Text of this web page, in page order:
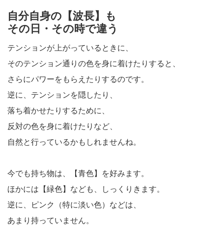
自分自身の【波長】も
その日・その時で違う
テンションが上がっているときに、
そのテンション通りの色を身に着けたりすると、
さらにパワーをもらえたりするのです。
逆に、テンションを隠したり、
落ち着かせたりするために、
反対の色を身に着けたりなど、
自然と行っているかもしれませんね。
今でも持ち物は、【青色】を好みます。
ほかには【緑色】なども、しっくりきます。
逆に、ピンク（特に淡い色）などは、
あまり持っていません。